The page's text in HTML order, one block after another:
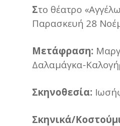
Στο θέατρο
Παρασκευή 28
Μετάφραση:
Δαλαμάγκα-
Σκηνοθεσία:
Σκηνικά/